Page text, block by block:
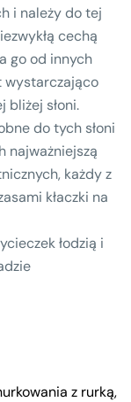
i należy do tej
cechą
go od innych
wystarczająco
bliżej słoni.
do tych słoni
najważniejszą
każdy z
kłaczki na
łodzią i
z rurką,